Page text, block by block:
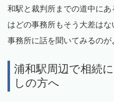
和駅と裁判所までの道中に
はどの事務所もそう大差は
事務所に話を聞いてみるのが
浦和駅周辺で相続
しの方へ